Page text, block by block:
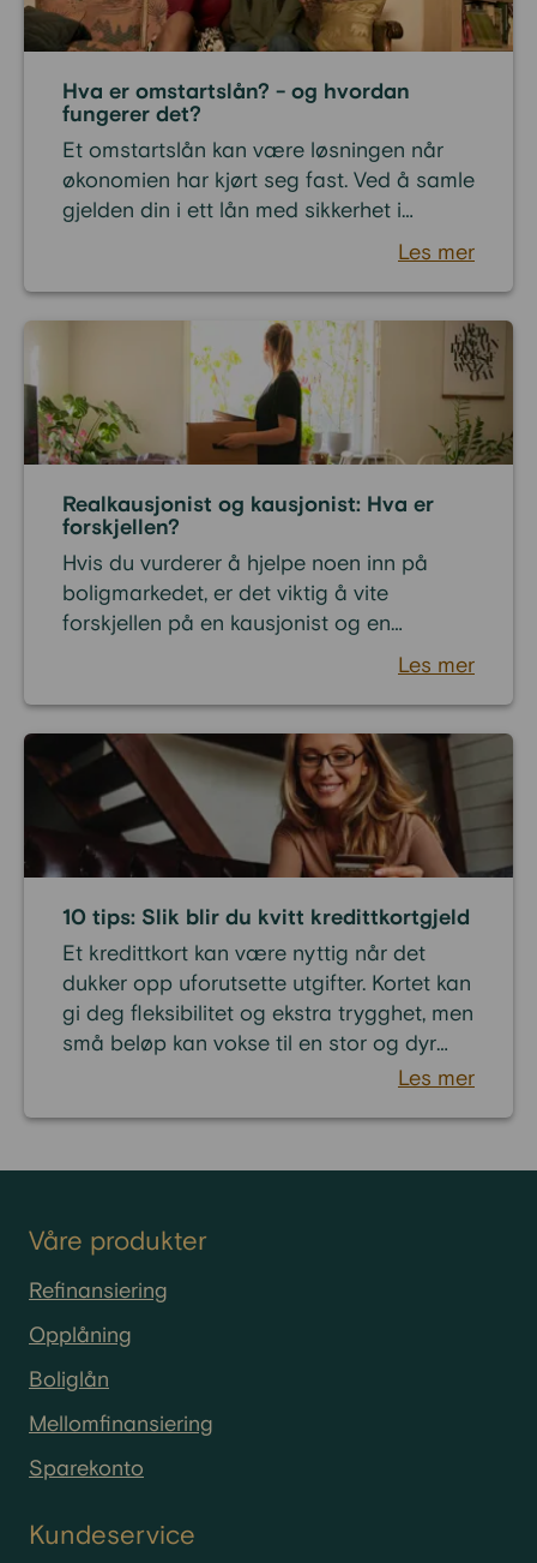
Hva er omstartslån? - og hvordan
fungerer det?
Et omstartslån kan være løsningen når
økonomien har kjørt seg fast. Ved å samle
gjelden din i ett lån med sikkerhet i
betalingsanmerkninger og gjenvinne
kontrollen over økonomien. Med et
omstartslån kan du starte på nytt – å ta
tilbake kontrollen over privatøkonomien.
Les mer
Realkausjonist og kausjonist: Hva er
forskjellen?
Hvis du vurderer å hjelpe noen inn på
boligmarkedet, er det viktig å vite
forskjellen på en kausjonist og en
realkausjonist. Begrepene brukes ofte om
hverandre, men representerer to helt ulike
måter å stille sikkerhet ovenfor banken. I
denne artikkelen forklarer vi hva som
skiller en kausjonist fra en realkausjonist,
hvordan det fungerer i praksis, og hvilke
konsekvenser det kan ha.
Les mer
10 tips: Slik blir du kvitt kredittkortgjeld
Et kredittkort kan være nyttig når det
dukker opp uforutsette utgifter. Kortet kan
gi deg fleksibilitet og ekstra trygghet, men
små beløp kan vokse til en stor og dyr
belastning dersom du ikke betaler ned
forbruks- og kredittkortgjeld, og
vanligste årsakene til betalingsproblemer
i Norge. Vi gir deg en enkel oversikt over
kredittkortgjeld – og 10 smarte tips som
Les mer
Våre produkter
Refinansiering
Opplåning
Boliglån
Mellomfinansiering
Sparekonto
Kundeservice